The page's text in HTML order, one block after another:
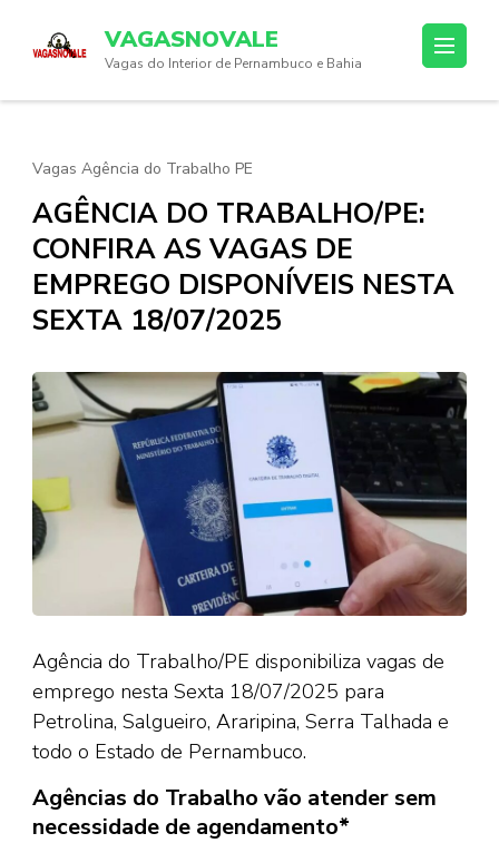
(Press
VAGASNOVALE
Vagas do Interior de Pernambuco e Bahia
Vagas Agência do Trabalho PE
AGÊNCIA DO TRABALHO/PE:
CONFIRA AS VAGAS DE
EMPREGO DISPONÍVEIS NESTA
SEXTA 18/07/2025
Agência do Trabalho/PE disponibiliza vagas de
emprego nesta Sexta 18/07/2025 para
Petrolina, Salgueiro, Araripina, Serra Talhada e
todo o Estado de Pernambuco.
Agências do Trabalho vão atender sem
necessidade de agendamento*